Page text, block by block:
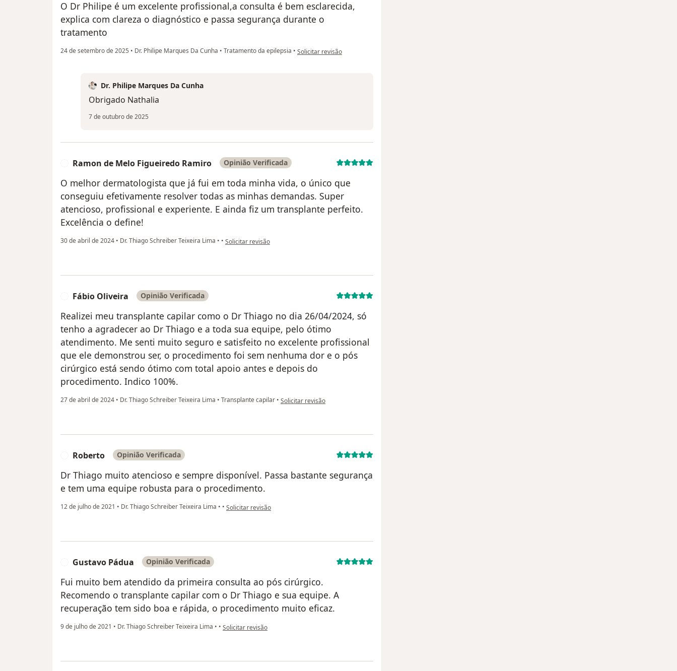
O Dr Philipe é um excelente profissional,a consulta é bem esclarecida,
explica com clareza o diagnóstico e passa segurança durante o
tratamento
24 de setembro de 2025 • Dr. Philipe Marques Da Cunha • Tratamento da epilepsia • na opinião do utilizador Nathalia Carvalho
Solicitar revisão
Dr. Philipe Marques Da Cunha
Obrigado Nathalia
7 de outubro de 2025
Ramon de Melo Figueiredo Ramiro Opinião Verificada
O melhor dermatologista que já fui em toda minha vida, o único que
conseguiu efetivamente resolver todas as minhas demandas. Super
atencioso, profissional e experiente. E ainda fiz um transplante perfeito.
Excelência o define!
30 de abril de 2024 • Dr. Thiago Schreiber Teixeira Lima • • na opinião do utilizador Ramon de Melo Figueiredo Ramiro
Solicitar revisão
Fábio Oliveira Opinião Verificada
Realizei meu transplante capilar como o Dr Thiago no dia 26/04/2024, só
tenho a agradecer ao Dr Thiago e a toda sua equipe, pelo ótimo
atendimento. Me senti muito seguro e satisfeito no excelente profissional
que ele demonstrou ser, o procedimento foi sem nenhuma dor e o pós
cirúrgico está sendo ótimo com total apoio antes e depois do
procedimento. Indico 100%.
27 de abril de 2024 • Dr. Thiago Schreiber Teixeira Lima • Transplante capilar • na opinião do utilizador Fábio Oliveira
Solicitar revisão
Roberto Opinião Verificada
Dr Thiago muito atencioso e sempre disponível. Passa bastante segurança
e tem uma equipe robusta para o procedimento.
12 de julho de 2021 • Dr. Thiago Schreiber Teixeira Lima • • na opinião do utilizador Roberto
Solicitar revisão
Gustavo Pádua Opinião Verificada
Fui muito bem atendido da primeira consulta ao pós cirúrgico.
Recomendo o transplante capilar com o Dr Thiago e sua equipe. A
recuperação tem sido boa e rápida, o procedimento muito eficaz.
9 de julho de 2021 • Dr. Thiago Schreiber Teixeira Lima • • na opinião do utilizador Gustavo Pádua
Solicitar revisão